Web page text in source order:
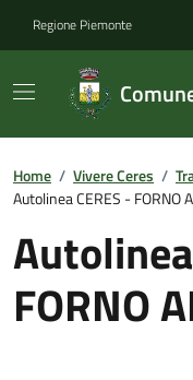
Regione Piemonte
Home / Vivere Ceres /
Autolinea CERES - FORNO
FORNO